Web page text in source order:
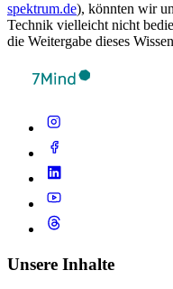
spektrum.de), könnten wir
Technik vielleicht nicht
die Weitergabe dieses
Unsere Inhalte